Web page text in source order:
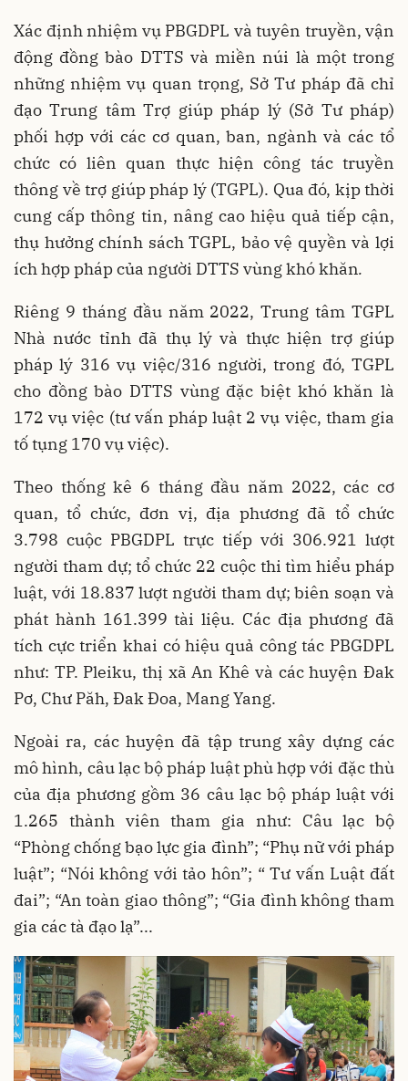
Xác định nhiệm vụ PBGDPL và tuyên truyền, vận
động đồng bào DTTS và miền núi là một trong
những nhiệm vụ quan trọng, Sở Tư pháp đã chỉ
đạo Trung tâm Trợ giúp pháp lý (Sở Tư pháp)
phối hợp với các cơ quan, ban, ngành và các tổ
chức có liên quan thực hiện công tác truyền
thông về trợ giúp pháp lý (TGPL). Qua đó, kịp thời
cung cấp thông tin, nâng cao hiệu quả tiếp cận,
thụ hưởng chính sách TGPL, bảo vệ quyền và lợi
ích hợp pháp của người DTTS vùng khó khăn.
Riêng 9 tháng đầu năm 2022, Trung tâm TGPL
Nhà nước tỉnh đã thụ lý và thực hiện trợ giúp
pháp lý 316 vụ việc/316 người, trong đó, TGPL
cho đồng bào DTTS vùng đặc biệt khó khăn là
172 vụ việc (tư vấn pháp luật 2 vụ việc, tham gia
tố tụng 170 vụ việc).
Theo thống kê 6 tháng đầu năm 2022, các cơ
quan, tổ chức, đơn vị, địa phương đã tổ chức
3.798 cuộc PBGDPL trực tiếp với 306.921 lượt
người tham dự; tổ chức 22 cuộc thi tìm hiểu pháp
luật, với 18.837 lượt người tham dự; biên soạn và
phát hành 161.399 tài liệu. Các địa phương đã
tích cực triển khai có hiệu quả công tác PBGDPL
như: TP. Pleiku, thị xã An Khê và các huyện Đak
Pơ, Chư Păh, Đak Đoa, Mang Yang.
Ngoài ra, các huyện đã tập trung xây dựng các
mô hình, câu lạc bộ pháp luật phù hợp với đặc thù
của địa phương gồm 36 câu lạc bộ pháp luật với
1.265 thành viên tham gia như: Câu lạc bộ
“Phòng chống bạo lực gia đình”; “Phụ nữ với pháp
luật”; “Nói không với tảo hôn”; “ Tư vấn Luật đất
đai”; “An toàn giao thông”; “Gia đình không tham
gia các tà đạo lạ”...